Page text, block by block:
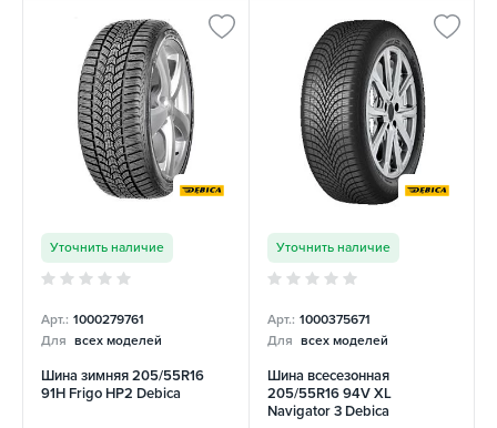
Уточнить наличие
Арт.: 1000279761
Для всех моделей
Шина зимняя 205/55R16
91H Frigo HP2 Debica
Уточнить наличие
Арт.: 1000375671
Для всех моделей
Шина всесезонная
205/55R16 94V XL
Navigator 3 Debica